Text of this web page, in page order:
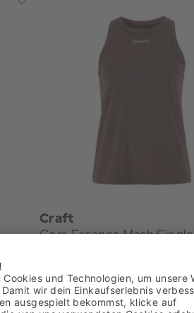
Craft
Core Essence Mesh
17,95 €
Bestpreis: 17,95 €
UVP: 24,95 €